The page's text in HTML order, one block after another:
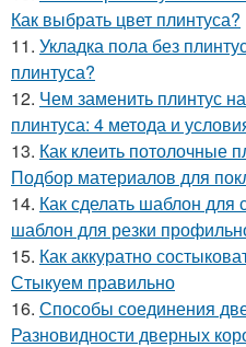
Как выбрать цвет плинтуса?
11. Укладка пола без
плинтуса?
12. Чем заменить плинтус
плинтуса: 4 метода и
13. Как клеить потолочные
Подбор материалов для
14. Как сделать шаблон для
шаблон для резки
15. Как аккуратно
Стыкуем правильно
16. Способы соединения
Разновидности дверных